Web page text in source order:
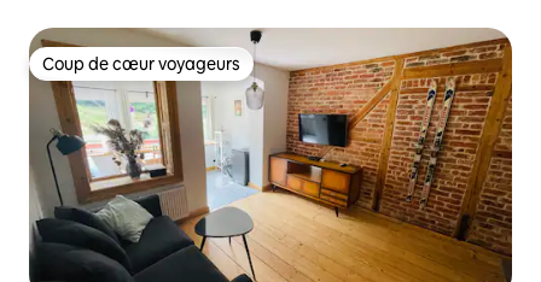
Coup de cœur voyageurs
Coup de cœur voyageurs